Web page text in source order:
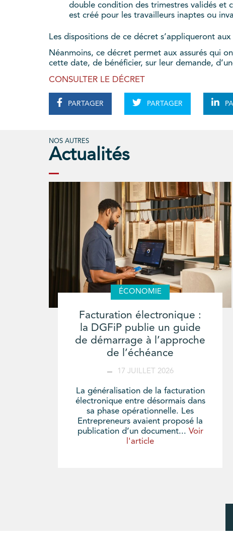
double condition des trimestres validés et
est créé pour les travailleurs inaptes ou
Les dispositions de ce décret s’appliqueront
Néanmoins, ce décret permet aux assurés qui
cette date, de bénéficier, sur leur demande,
CONSULTER LE DÉCRET
PARTAGER PARTAGER
NOS AUTRES
Actualités
ÉCONOMIE
Facturation électronique :
la DGFiP publie un guide
de démarrage à l’approche
de l’échéance
17 JUILLET 2026
La généralisation de la facturation
électronique entre désormais dans
sa phase opérationnelle. Les
Entrepreneurs avaient proposé la
publication d’un document... Voir
l'article